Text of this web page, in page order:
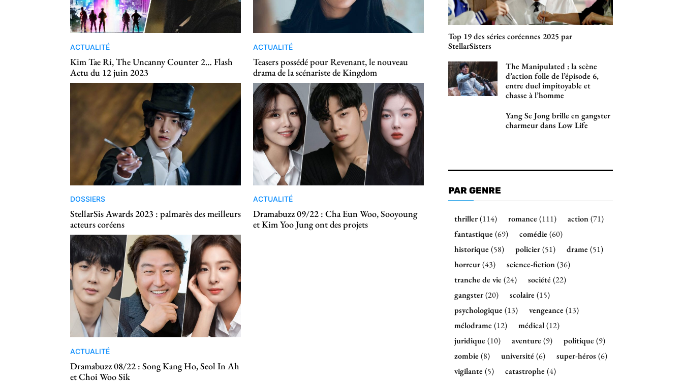
ACTUALITÉ
Kim Tae Ri, The Uncanny Counter 2… Flash
Actu du 12 juin 2023
ACTUALITÉ
Teasers possédé pour Revenant, le nouveau
drama de la scénariste de Kingdom
DOSSIERS
StellarSis Awards 2023 : palmarès des meilleurs
acteurs coréens
ACTUALITÉ
Dramabuzz 09/22 : Cha Eun Woo, Sooyoung
et Kim Yoo Jung ont des projets
ACTUALITÉ
Dramabuzz 08/22 : Song Kang Ho, Seol In Ah
et Choi Woo Sik
Top 19 des séries coréennes 2025 par
StellarSisters
The Manipulated : la scène
d’action folle de l’épisode 6,
entre duel impitoyable et
chasse à l’homme
Yang Se Jong brille en gangster
charmeur dans Low Life
PAR GENRE
thriller(114) romance (111) action(71)
fantastique (69) comédie (60)
historique (58) policier(51) drame (51)
horreur(43) science-fiction(36)
tranche de vie (24) société (22)
gangster(20) scolaire (15)
psychologique (13) vengeance (13)
mélodrame (12) médical(12)
juridique (10) aventure (9) politique (9)
zombie (8) université (6) super-héros (6)
vigilante (5) catastrophe (4)